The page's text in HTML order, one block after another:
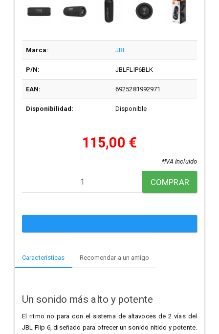
Marca: JBL
P/N: JBLFLIP6BLK
EAN: 6925281992971
Disponibilidad: Disponible
115,00 €
*IVA Incluido
COMPRAR
Características Recomendar a un amigo
Un sonido más alto y potente
El ritmo no para con el sistema de altavoces de 2 vías del
JBL Flip 6, diseñado para ofrecer un sonido nítido y potente.